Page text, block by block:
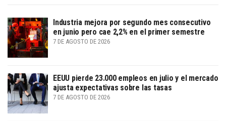
Industria mejora por segundo mes consecutivo
en junio pero cae 2,2% en el primer semestre
7 DE AGOSTO DE 2026
EEUU pierde 23.000 empleos en julio y el mercado
ajusta expectativas sobre las tasas
7 DE AGOSTO DE 2026